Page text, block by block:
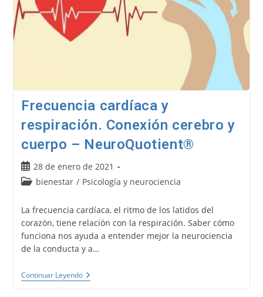
Frecuencia cardíaca y
respiración. Conexión cerebro y
cuerpo – NeuroQuotient®
Publicación
de
28 de enero de 2021
Categoría
la
entrada:
bienestar / Psicología y neurociencia
La frecuencia cardíaca, el ritmo de los latidos del
corazón, tiene relación con la respiración. Saber cómo
funciona nos ayuda a entender mejor la neurociencia
de la conducta y a…
Continuar LeyendoFrecuencia
Cardíaca